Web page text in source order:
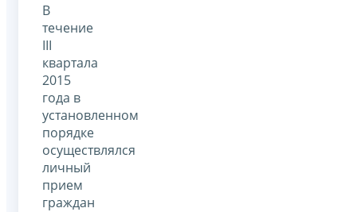
В
течение
III
квартала
2015
года в
установленном
порядке
осуществлялся
личный
прием
граждан